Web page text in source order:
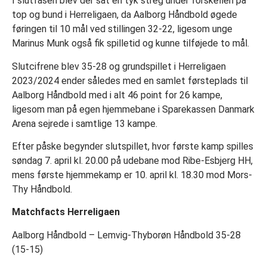
top og bund i Herreligaen, da Aalborg Håndbold øgede
føringen til 10 mål ved stillingen 32-22, ligesom unge
Marinus Munk også fik spilletid og kunne tilføjede to mål.
Slutcifrene blev 35-28 og grundspillet i Herreligaen
2023/2024 ender således med en samlet førsteplads til
Aalborg Håndbold med i alt 46 point for 26 kampe,
ligesom man på egen hjemmebane i Sparekassen Danmark
Arena sejrede i samtlige 13 kampe.
Efter påske begynder slutspillet, hvor første kamp spilles
søndag 7. april kl. 20.00 på udebane mod Ribe-Esbjerg HH,
mens første hjemmekamp er 10. april kl. 18.30 mod Mors-
Thy Håndbold.
Matchfacts Herreligaen
Aalborg Håndbold – Lemvig-Thyborøn Håndbold 35-28
(15-15)